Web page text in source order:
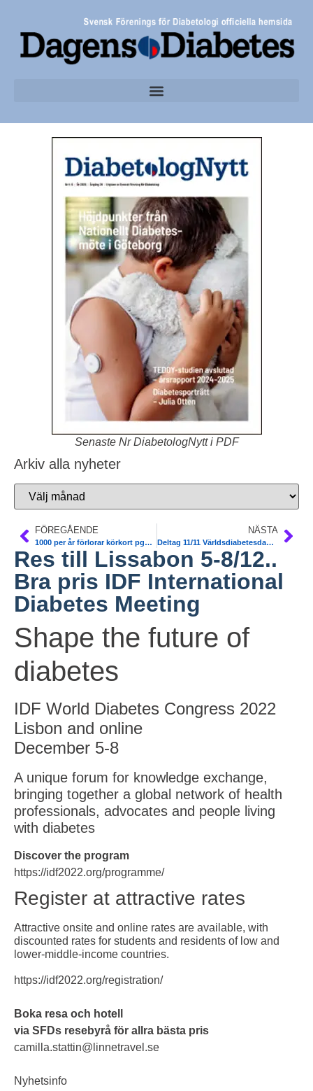
Senaste Nr DiabetologNytt i PDF
Arkiv alla nyheter
FÖREGÅENDE
1000 per år förlorar körkort pga synfält. Utredning. Slutrapport
NÄSTA
Deltag 11/11 Världsdiabetesdagen Sthlm utan kostnad
Res till Lissabon 5-8/12..
Bra pris IDF International
Diabetes Meeting
Shape the future of
diabetes
IDF World Diabetes Congress 2022
Lisbon and online
December 5-8
A unique forum for knowledge exchange,
bringing together a global network of health
professionals, advocates and people living
with diabetes
Discover the program
https://idf2022.org/programme/
Register at attractive rates
Attractive onsite and online rates are available, with
discounted rates for students and residents of low and
lower-middle-income countries.
https://idf2022.org/registration/
Boka resa och hotell
via SFDs resebyrå för allra bästa pris
camilla.stattin@linnetravel.se
Nyhetsinfo